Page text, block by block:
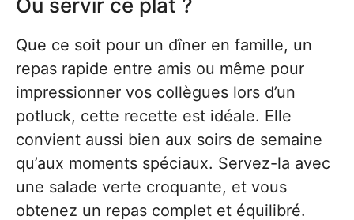
Où servir ce plat ?
Que ce soit pour un dîner en famille, un
repas rapide entre amis ou même pour
impressionner vos collègues lors d’un
potluck, cette recette est idéale. Elle
convient aussi bien aux soirs de semaine
qu’aux moments spéciaux. Servez-la avec
une salade verte croquante, et vous
obtenez un repas complet et équilibré.